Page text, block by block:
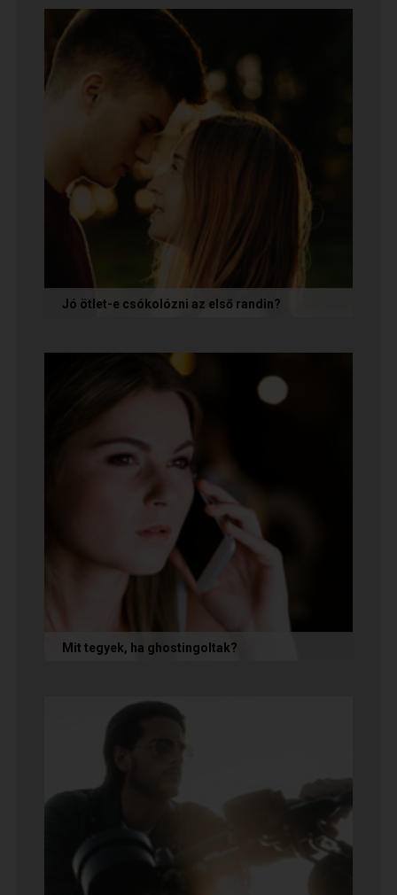
tépelődünk: mit tegyünk, ha valakit
szimpatikusnak találunk elsőre, de még...
Jó ötlet-e csókolózni az első randin?
az azt jelenti, hogy nem...
Mit tegyek, ha ghostingoltak?